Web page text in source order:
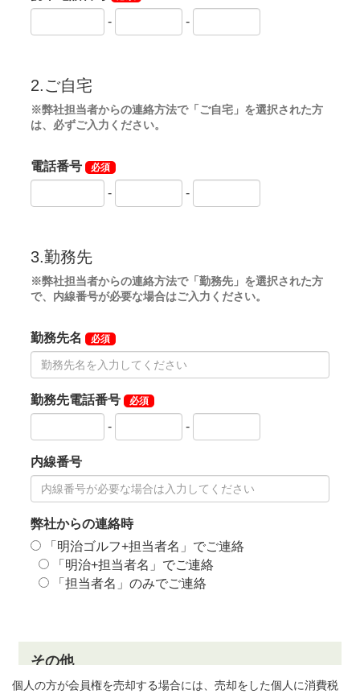
個人の方が会員権を売却する場合には、売却をした個人に消費税